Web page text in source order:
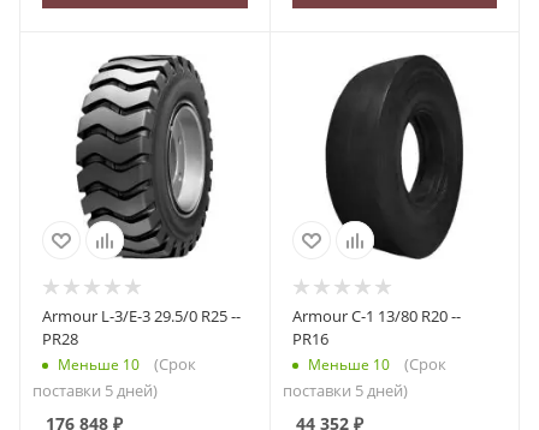
Armour L-3/E-3 29.5/0 R25 --
PR28
Меньше 10
(Срок
поставки 5 дней)
176 848 ₽
Armour C-1 13/80 R20 --
PR16
Меньше 10
(Срок
поставки 5 дней)
44 352₽